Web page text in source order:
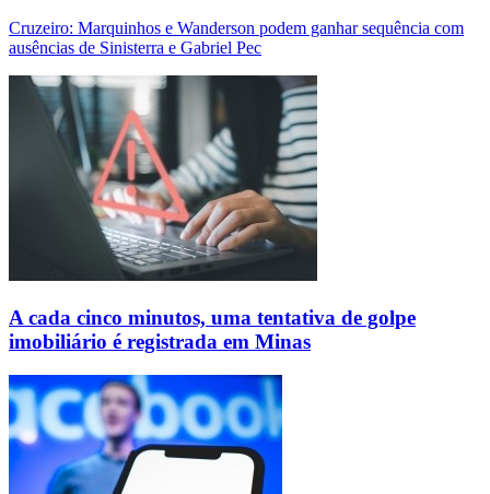
Cruzeiro: Marquinhos e Wanderson podem ganhar sequência com
ausências de Sinisterra e Gabriel Pec
A cada cinco minutos, uma tentativa de golpe
imobiliário é registrada em Minas